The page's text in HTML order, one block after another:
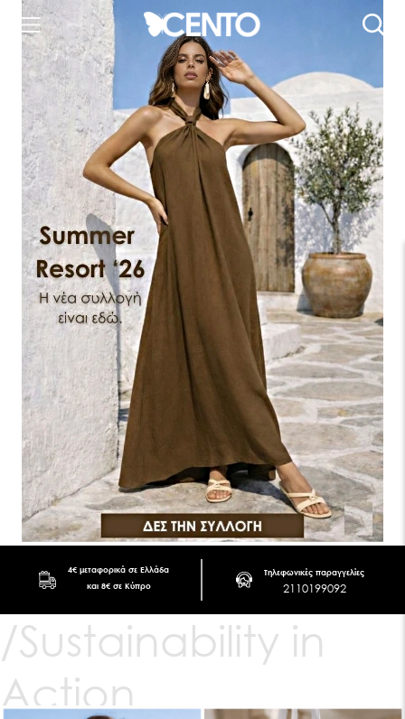
4€ μεταφορικά σε Ελλάδα
και 8€ σε Κύπρο
Τηλεφωνικές παραγγελίες
2110199092
Sustainability in
Action